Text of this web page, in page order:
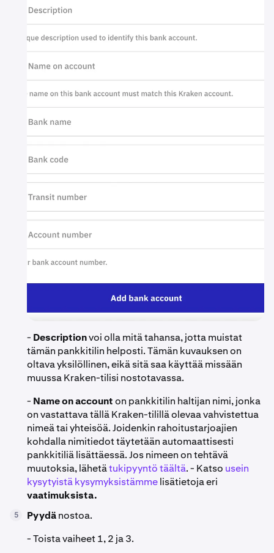
- Descriptionvoi olla mitä tahansa, jotta muistat
tämän pankkitilin helposti. Tämän kuvauksen on
oltava yksilöllinen, eikä sitä saa käyttää missään
muussa Kraken-tilisi nostotavassa.
- Name on accounton pankkitilin haltijan nimi, jonka
on vastattava tällä Kraken-tilillä olevaa vahvistettua
nimeä tai yhteisöä. Joidenkin rahoitustarjoajien
kohdalla nimitiedot täytetään automaattisesti
pankkitiliä lisättäessä. Jos nimeen on tehtävä
muutoksia, lähetätukipyyntö täältä. - Katso usein
kysytyistä kysymyksistämmelisätietoja eri
vaatimuksista.
5 Pyydänostoa.
- Toista vaiheet 1, 2 ja 3.